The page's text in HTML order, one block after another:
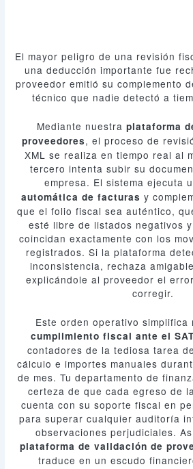
El mayor peligro de una revisión
una deducción importante fue
proveedor emitió su complemento
técnico que nadie detectó a
Mediante nuestra plataforma
proveedores, el proceso de
XML se realiza en tiempo real al
tercero intenta subir su
empresa. El sistema ejecuta
automática de facturas y
que el folio fiscal sea auténtico,
esté libre de listados negativos
coincidan exactamente con los
registrados. Si la plataforma
inconsistencia, rechaza
explicándole al proveedor el
corregir.
Este orden operativo simplifica
cumplimiento fiscal ante el
contadores de la tediosa tarea
cálculo e importes manuales
de mes. Tu departamento de
certeza de que cada egreso de
cuenta con su soporte fiscal en
para superar cualquier auditoría
observaciones perjudiciales.
plataforma de validación de
traduce en un escudo